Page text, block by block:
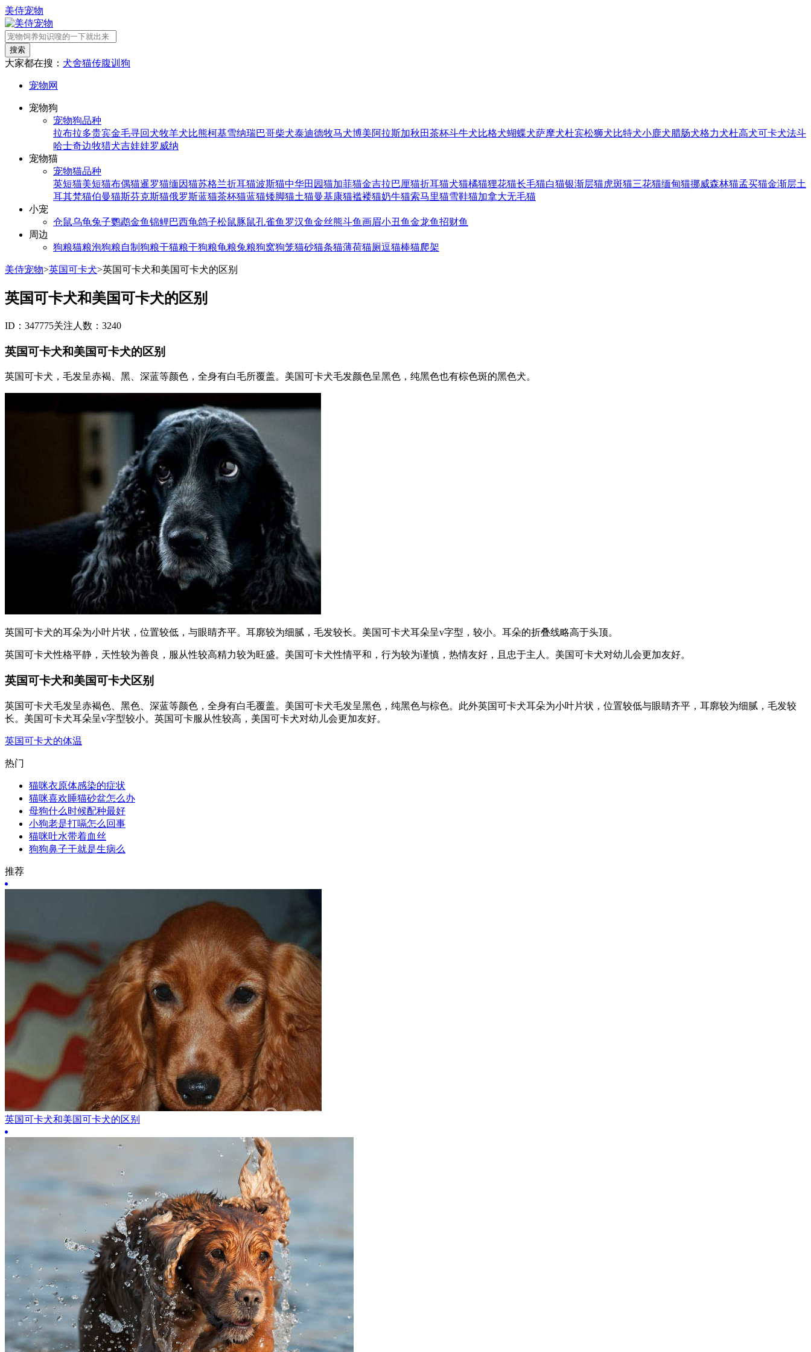
美侍宠物
搜索
大家都在搜： 犬舍猫传腹训狗
宠物网
宠物狗
宠物狗品种
拉布拉多贵宾金毛寻回犬牧羊犬比熊柯基雪纳瑞巴哥柴犬泰迪德牧马犬博美阿拉斯加秋田茶杯斗牛犬比格犬蝴蝶犬萨摩犬杜宾松狮犬比特犬小鹿犬腊肠犬格力犬杜高犬可卡犬法斗
哈士奇边牧猎犬吉娃娃罗威纳
宠物猫
宠物猫品种
英短猫美短猫布偶猫暹罗猫缅因猫苏格兰折耳猫波斯猫中华田园猫加菲猫金吉拉巴厘猫折耳猫犬猫橘猫狸花猫长毛猫白猫银渐层猫虎斑猫三花猫缅甸猫挪威森林猫孟买猫金渐层土
耳其梵猫伯曼猫斯芬克斯猫俄罗斯蓝猫茶杯猫蓝猫矮脚猫土猫曼基康猫褴褛猫奶牛猫索马里猫雪鞋猫加拿大无毛猫
小宠
仓鼠乌龟兔子鹦鹉金鱼锦鲤巴西龟鸽子松鼠豚鼠孔雀鱼 罗汉鱼金丝熊斗鱼画眉小丑鱼金龙鱼招财鱼
周边
狗粮猫粮泡狗粮自制狗粮干猫粮干狗粮龟粮兔粮狗窝狗笼猫砂猫条猫薄荷猫厕逗猫棒猫爬架
美侍宠物>英国可卡犬>英国可卡犬和美国可卡犬的区别
英国可卡犬和美国可卡犬的区别
ID：347775关注人数：3240
英国可卡犬和美国可卡犬的区别
英国可卡犬，毛发呈赤褐、黑、深蓝等颜色，全身有白毛所覆盖。美国可卡犬毛发颜色呈黑色，纯黑色也有棕色斑的黑色犬。
英国可卡犬的耳朵为小叶片状，位置较低，与眼睛齐平。耳廓较为细腻，毛发较长。美国可卡犬耳朵呈v字型，较小。耳朵的折叠线略高于头顶。
英国可卡犬性格平静，天性较为善良，服从性较高精力较为旺盛。美国可卡犬性情平和，行为较为谨慎，热情友好，且忠于主人。美国可卡犬对幼儿会更加友好。
英国可卡犬和美国可卡犬区别
英国可卡犬毛发呈赤褐色、黑色、深蓝等颜色，全身有白毛覆盖。美国可卡犬毛发呈黑色，纯黑色与棕色。此外英国可卡犬耳朵为小叶片状，位置较低与眼睛齐平，耳廓较为细腻，毛发较
长。美国可卡犬耳朵呈v字型较小。英国可卡服从性较高，美国可卡犬对幼儿会更加友好。
英国可卡犬的体温
热门
猫咪衣原体感染的症状
猫咪喜欢睡猫砂盆怎么办
母狗什么时候配种最好
小狗老是打嗝怎么回事
猫咪吐水带着血丝
狗狗鼻子干就是生病么
推荐
英国可卡犬和美国可卡犬的区别